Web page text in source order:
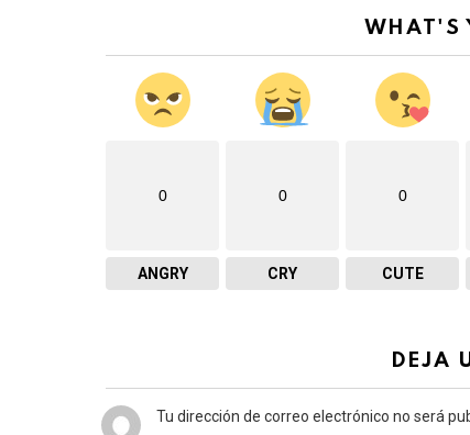
WHAT'S
0
ANGRY
0
CRY
0
CUTE
DEJA
Tu dirección de correo electrónico no será